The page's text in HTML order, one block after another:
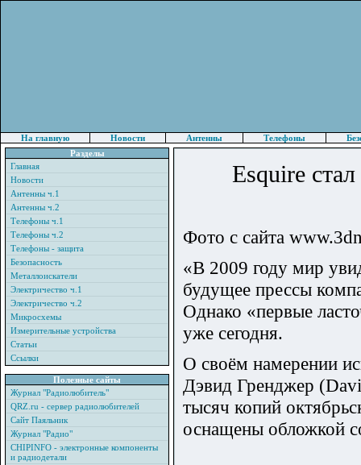
На главную Новости Антенны Телефоны
Разделы
Главная
Новости
Антенны ч.1
Антенны ч.2
Телефоны ч.1
Телефоны ч.2
Телефоны - защита
Безопасность
Металлоискатели
Электричество ч.1
Электричество ч.2
Микросхемы
Измерительные устройства
Статьи
Ссылки
Полезные сайты
Журнал "Радиолюбитель"
QRZ.ru - сервер радиолюбителей
Сайт Паяльник
Журнал "Радио"
CHIPINFO - электронные компоненты
и радиодетали
Esquire
Фото с сайта
«В 2009 году мир
будущее прессы
Однако «первые
уже сегодня.
О своём намерении
Дэвид Гренджер
тысяч копий
оснащены обложкой